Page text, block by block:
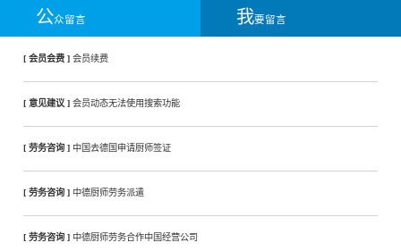
公众留言 我要留言
[ 会员会费 ] 会员续费
[ 意见建议 ] 会员动态无法使用搜索功能
[ 劳务咨询 ] 中国去德国申请厨师签证
[ 劳务咨询 ] 中德厨师劳务派遣
[ 劳务咨询 ] 中德厨师劳务合作中国经营公司